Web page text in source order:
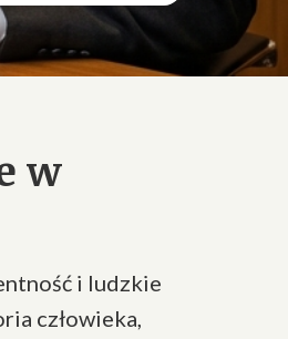
w
i ludzkie
człowieka,